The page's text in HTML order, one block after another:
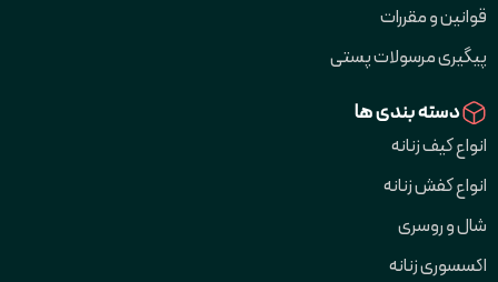
قوانین و مقررات
پیگیری مرسولات پستی
دسته بندی ها
انواع کیف زنانه
انواع کفش زنانه
شال و روسری
اکسسوری زنانه